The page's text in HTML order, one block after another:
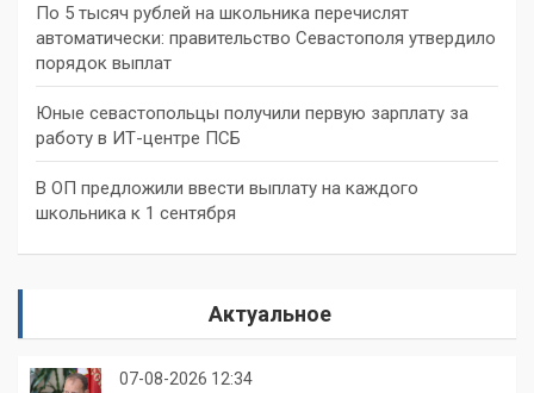
По 5 тысяч рублей на школьника перечислят
автоматически: правительство Севастополя утвердило
порядок выплат
Юные севастопольцы получили первую зарплату за
работу в ИТ-центре ПСБ
В ОП предложили ввести выплату на каждого
школьника к 1 сентября
Актуальное
07-08-2026 12:34